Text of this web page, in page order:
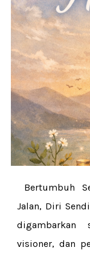
Bertumbuh
Jalan, Diri
digambarkan
visioner, dan